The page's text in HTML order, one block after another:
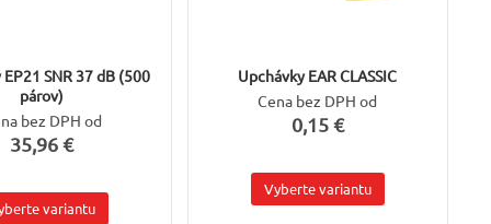
SNR 37 dB (500
párov)
bez DPH od
35,96 €
variantu
Upchávky EAR CLASSIC
Cena bez DPH od
0,15 €
Vyberte variantu